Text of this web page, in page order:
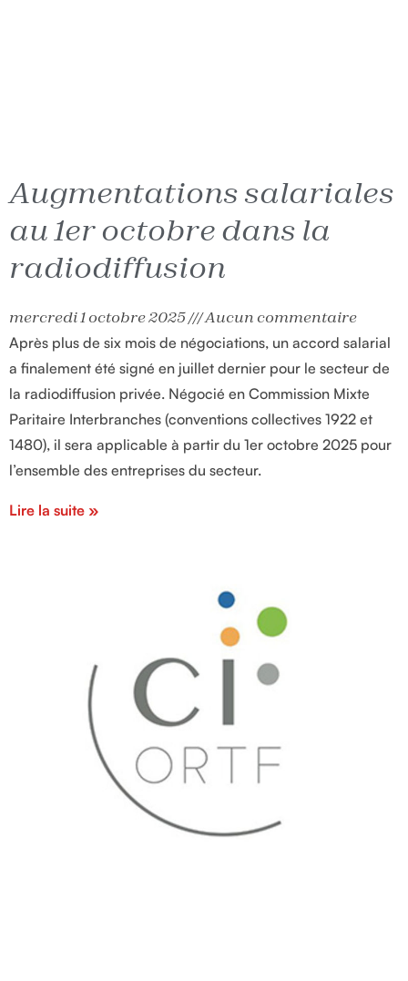
Augmentations salariales
au 1er octobre dans la
radiodiffusion
mercredi 1 octobre 2025
Aucun commentaire
Après plus de six mois de négociations, un accord salarial
a finalement été signé en juillet dernier pour le secteur de
la radiodiffusion privée. Négocié en Commission Mixte
Paritaire Interbranches (conventions collectives 1922 et
1480), il sera applicable à partir du 1er octobre 2025 pour
l’ensemble des entreprises du secteur.
Lire la suite »